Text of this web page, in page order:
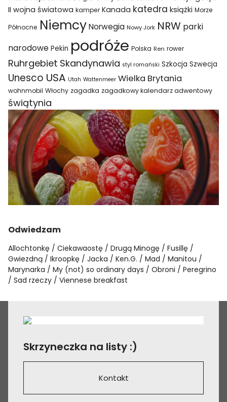
II wojna światowa kamper Kanada katedra książki Morze
Północne Niemcy Norwegia Nowy Jork NRW parki
narodowe Pekin podróże Polska Ren rower
Ruhrgebiet Skandynawia styl romański Szkocja Szwecja
Unesco USA Utah Wattenmeer Wielka Brytania
wohnmobil Włochy zagadka zagadkowy kalendarz adwentowy
świątynia
Odwiedzam
Allochtonkę Ciekawaostę Drugą Minogę
Fusillę
Gwiezdną
Ikroopkę Jacka Ken.G. Mad
Manitou
Marynarka
My (not) so ordinary days Obroni
Peregrino
Sad rzeczy
Viennese breakfast
Skrzyneczka na listy :)
Kontakt